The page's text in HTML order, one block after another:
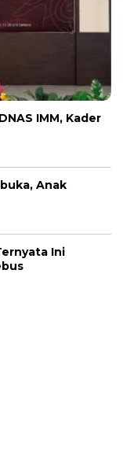
IMM, Kader
Anak
Ini